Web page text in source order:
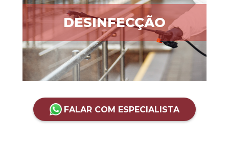
DESINFECÇÃO
FALAR COM ESPECIALISTA